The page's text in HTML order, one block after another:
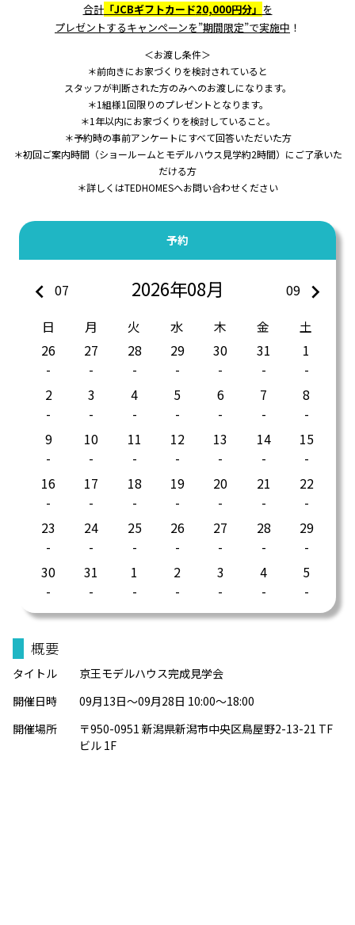
合計「JCBギフトカード20,000円分」 を
プレゼントするキャンペーンを”期間限定”で実施中 ！
＜お渡し条件＞
＊前向きにお家づくりを検討されていると
スタッフが判断された方のみへのお渡しになります。
＊1組様1回限りのプレゼントとなります。
＊1年以内にお家づくりを検討していること。
＊予約時の事前アンケートにすべて回答いただいた方
＊初回ご案内時間（ショールームとモデルハウス見学約2時間）にご了承いた
だける方
＊詳しくはTEDHOMESへお問い合わせください
概要
タイトル
京王モデルハウス完成見学会
開催日時
09月13日～09月28日 10:00～18:00
開催場所
〒950-0951 新潟県新潟市中央区鳥屋野2-13-21 TF
ビル 1F
予約
keyboard_arrow_left 07 2026年08月 09 keyboard_arrow_right
日 月 火 水 木 金
土
26
27 28 29 30 31 1
2 3 4 5 6 7 8
9 10 11 12 13 14 15
16 17 18 19 20 21 22
23 24 25 26 27 28 29
30 31 1 2 3 4 5